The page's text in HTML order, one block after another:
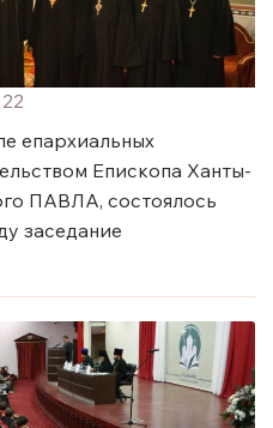
22
епархиальных
Епископа Ханты-
ПАВЛА, состоялось
заседание